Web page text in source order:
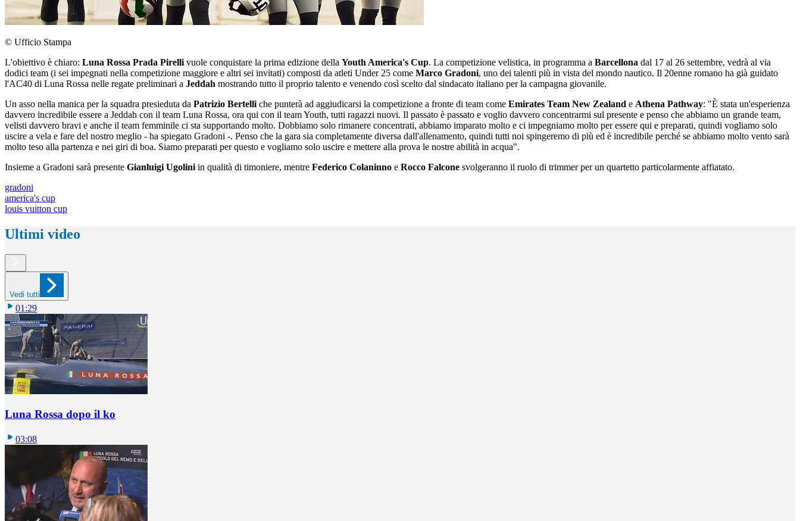
© Ufficio Stampa
L'obiettivo è chiaro: Luna Rossa Prada Pirelli vuole conquistare la prima edizione della Youth America's Cup. La competizione velistica, in programma a Barcellona dal 17 al 26 settembre, vedrà al via
dodici team (i sei impegnati nella competizione maggiore e altri sei invitati) composti da atleti Under 25 come Marco Gradoni, uno dei talenti più in vista del mondo nautico. Il 20enne romano ha già guidato
l'AC40 di Luna Rossa nelle regate preliminari a Jeddah mostrando tutto il proprio talento e venendo così scelto dal sindacato italiano per la campagna giovanile.
Un asso nella manica per la squadra presieduta da Patrizio Bertelli che punterà ad aggiudicarsi la competizione a fronte di team come Emirates Team New Zealand e Athena Pathway: "È stata un'esperienza
davvero incredibile essere a Jeddah con il team Luna Rossa, ora qui con il team Youth, tutti ragazzi nuovi. Il passato è passato e voglio davvero concentrarmi sul presente e penso che abbiamo un grande team,
velisti davvero bravi e anche il team femminile ci sta supportando molto. Dobbiamo solo rimanere concentrati, abbiamo imparato molto e ci impegniamo molto per essere qui e preparati, quindi vogliamo solo
uscire a vela e fare del nostro meglio - ha spiegato Gradoni -. Penso che la gara sia completamente diversa dall'allenamento, quindi tutti noi spingeremo di più ed è incredibile perché se abbiamo molto vento sarà
molto teso alla partenza e nei giri di boa. Siamo preparati per questo e vogliamo solo uscire e mettere alla prova le nostre abilità in acqua".
Insieme a Gradoni sarà presente Gianluigi Ugolini in qualità di timoniere, mentre Federico Colaninno e Rocco Falcone svolgeranno il ruolo di trimmer per un quartetto particolarmente affiatato.
gradoni
america's cup
louis vuitton cup
Ultimi video
Vedi tutti
01:29
Luna Rossa dopo il ko
03:08